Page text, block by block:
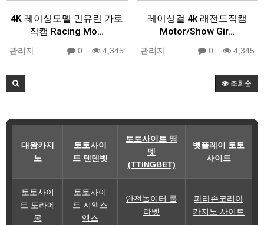
4K 레이싱모델 민유린 가로
직캠 Racing Mo…
관리자 0 4,345
레이싱걸 4k 래전드직캠
Motor/Show Gir…
관리자 0 4,345
조회순
대왕카지
노
토토사이
트 텐텐벳
토토사이트 띵
벳
(TTINGBET)
벳플레이 토토
사이트
토토사이
트 도라에
몽
토토사이
트 지엑스
엑스
안전놀이터 룰
라벳
파라존코리아
카지노 사이트